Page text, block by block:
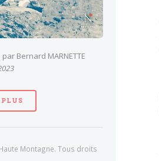
Bernard MARNETTE
PLUS
Montagne. Tous droits